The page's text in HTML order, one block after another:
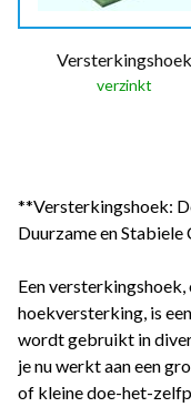
Versterkingshoek
verzinkt
**Versterkingshoek:
Duurzame en
Een
hoekversterking, is
wordt gebruikt in
je nu werkt aan een
of kleine doe-het-